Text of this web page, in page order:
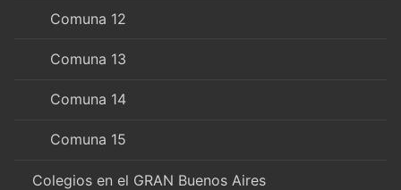
Comuna 12
Comuna 13
Comuna 14
Comuna 15
Colegios en el GRAN Buenos Aires